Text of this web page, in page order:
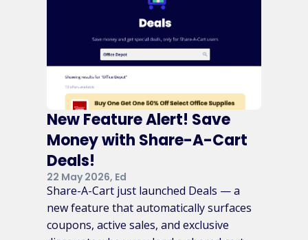
New Feature Alert! Save
Money with Share-A-Cart
Deals!
22 May 2026, Ed
Share-A-Cart just launched Deals — a
new feature that automatically surfaces
coupons, active sales, and exclusive